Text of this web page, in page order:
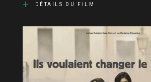
DÉTAILS DU FILM